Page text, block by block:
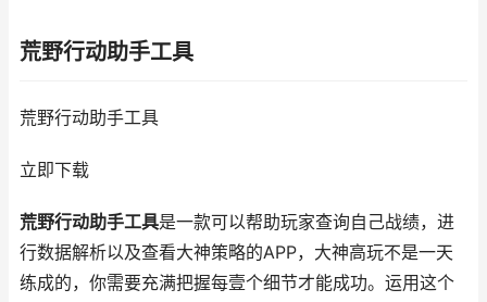
荒野行动助手工具
荒野行动助手工具
立即下载
荒野行动助手工具是一款可以帮助玩家查询自己战绩，进
行数据解析以及查看大神策略的APP，大神高玩不是一天
练成的，你需要充满把握每壹个细节才能成功。运用这个